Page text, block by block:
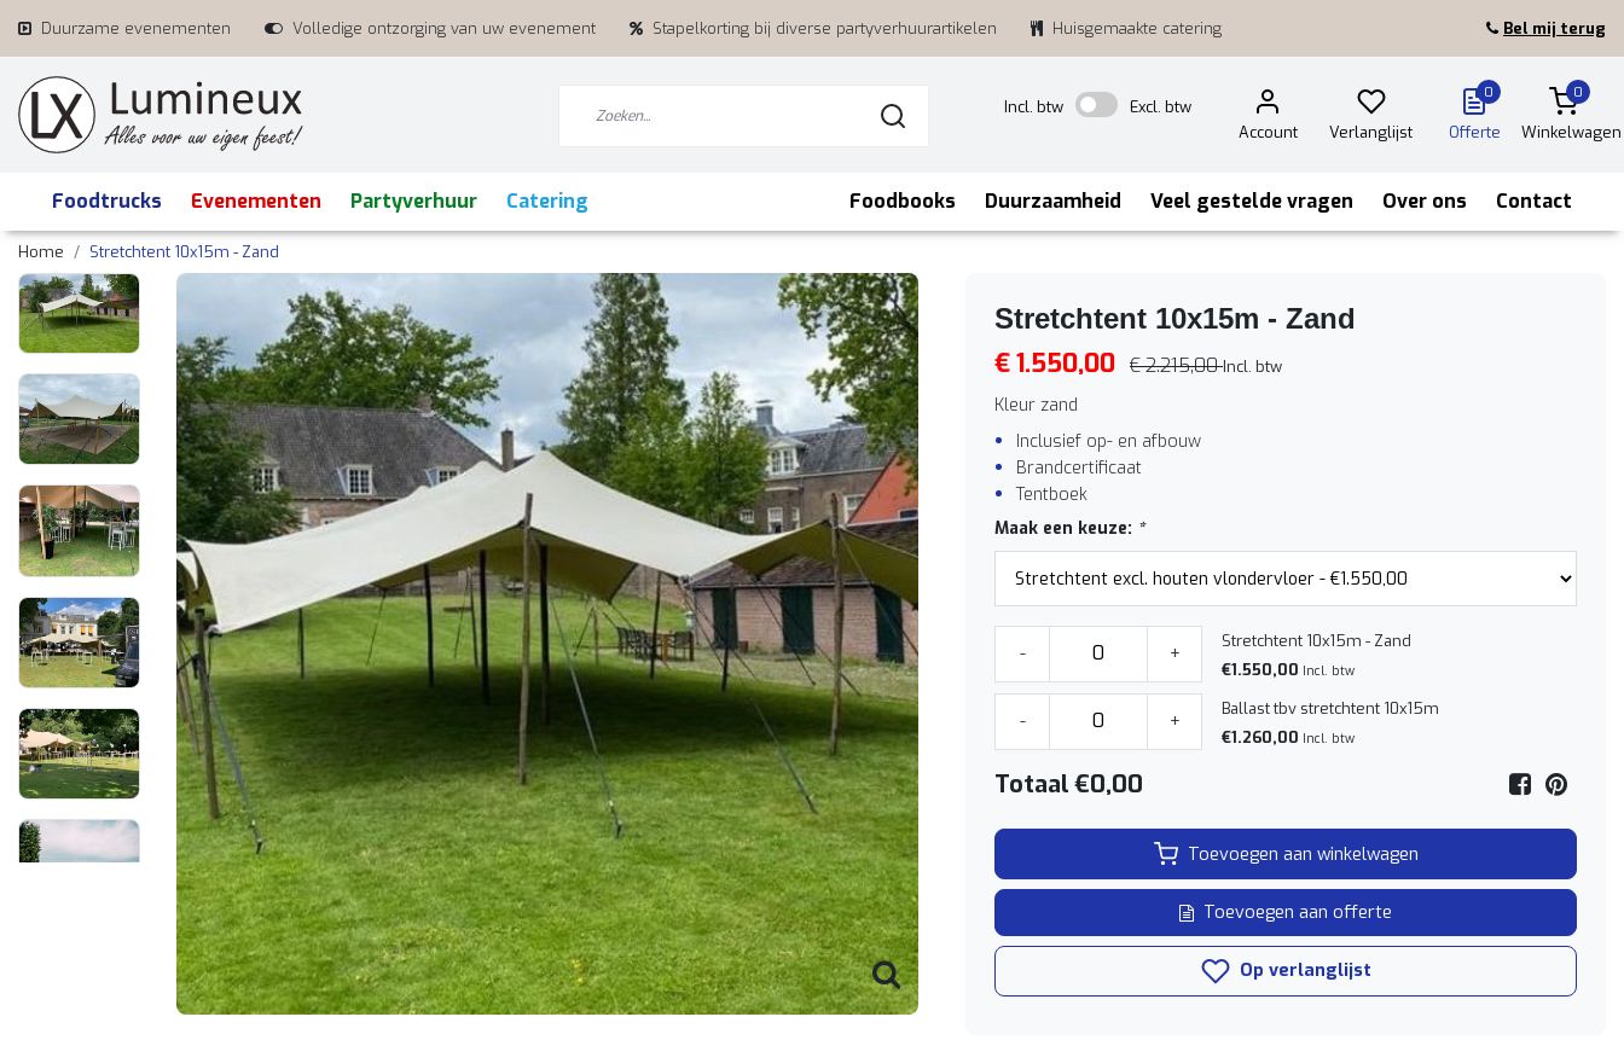
Duurzame evenementen Volledige ontzorging van uw evenement Stapelkorting bij diverse partyverhuurartikelen Huisgemaakte catering Bel mij terug
Incl. btw
Excl. btw
Account
Verlanglijst
0
Offerte
0
Winkelwagen
Foodtrucks Evenementen Partyverhuur Catering Foodbooks Duurzaamheid Veel gestelde vragen Over ons Contact
Home Stretchtent 10x15m - Zand
Stretchtent 10x15m - Zand
€ 1.550,00 € 2.215,00Incl. btw
Kleur zand
Inclusief op- en afbouw
Brandcertificaat
Tentboek
Maak een keuze: *
- +
Stretchtent 10x15m - Zand
€1.550,00 Incl. btw
- +
Ballast tbv stretchtent 10x15m
€1.260,00 Incl. btw
Totaal€0,00
Toevoegen aan winkelwagen
Toevoegen aan offerte
Op verlanglijst